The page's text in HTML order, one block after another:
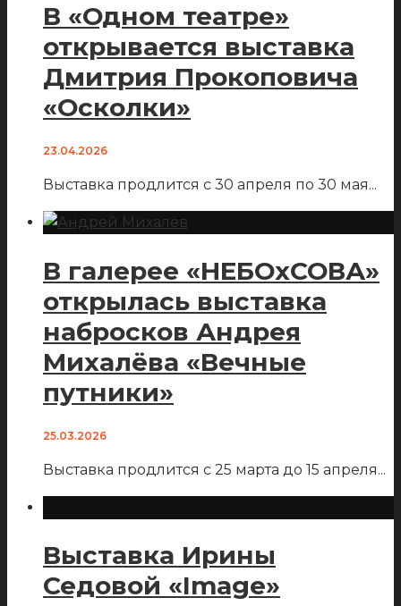
В «Одном театре»
открывается выставка
Дмитрия Прокоповича
«Осколки»
23.04.2026
Выставка продлится с 30 апреля по 30 мая...
В галерее «НЕБОхСОВА»
открылась выставка
набросков Андрея
Михалёва «Вечные
путники»
25.03.2026
Выставка продлится с 25 марта до 15 апреля...
Выставка Ирины
Седовой «Image»